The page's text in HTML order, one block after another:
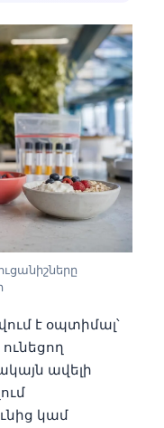
է օպտիմալ՝
ավելի
կամ